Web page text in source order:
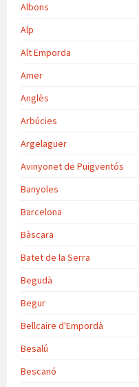
Albons
Alp
Alt Emporda
Amer
Anglès
Arbúcies
Argelaguer
Avinyonet de Puigventós
Banyoles
Barcelona
Bàscara
Batet de la Serra
Begudà
Begur
Bellcaire d'Empordà
Besalú
Bescanó